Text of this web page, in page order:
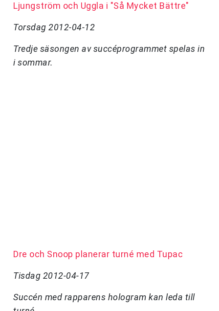
Ljungström och Uggla i "Så Mycket Bättre"
Torsdag 2012-04-12
Tredje säsongen av succéprogrammet spelas in
i sommar.
Dre och Snoop planerar turné med Tupac
Tisdag 2012-04-17
Succén med rapparens hologram kan leda till